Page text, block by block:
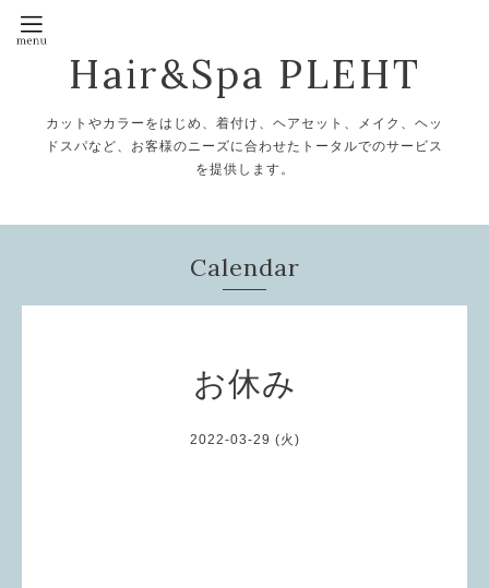
Hair&Spa PLEHT
カットやカラーをはじめ、着付け、ヘアセット、メイク、ヘッ
ドスパなど、お客様のニーズに合わせたトータルでのサービス
を提供します。
Calendar
お休み
2022-03-29 (火)